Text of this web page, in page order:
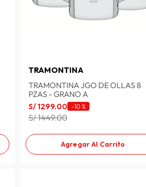
TRAMONTINA
TRAMONTINA JGO DE OLLAS 8
PZAS - GRANO A
S/ 1299.00 -10 %
S/ 1449.00
Agregar Al Carrito